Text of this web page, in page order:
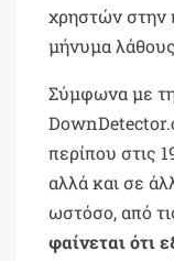
χρηστών στην
μήνυμα
Σύμφωνα με
περίπου στις
αλλά και σε
ωστόσο, από
φαίνεται ότι